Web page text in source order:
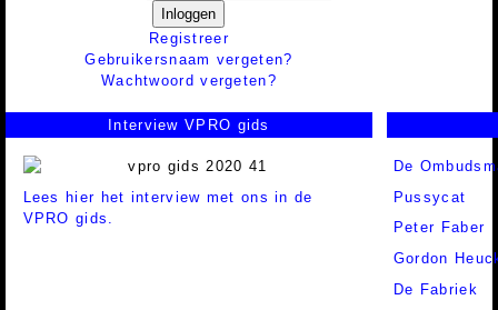
Inloggen
Registreer
Gebruikersnaam vergeten?
Wachtwoord vergeten?
Interview VPRO gids
Lees hier het interview met ons in de
VPRO gids.
De
Pussycat
Peter Faber
Gordon
De Fabriek